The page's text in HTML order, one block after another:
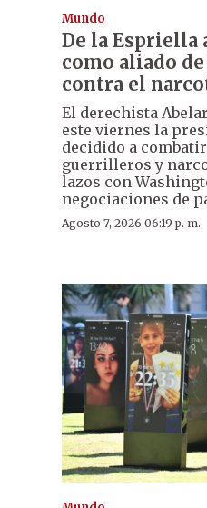
Mundo
De la Espriella
como aliado
contra el
El derechista
este viernes la
decidido a
guerrilleros y
lazos con
negociaciones de
Agosto 7, 2026 06:19 p. m.